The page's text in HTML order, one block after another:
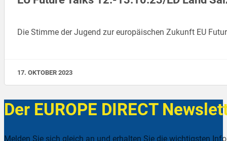
Die Stimme der Jugend zur europäischen Zukunft EU
17. OKTOBER 2023
Der EUROPE DIRECT
Melden Sie sich gleich an und erhalten Sie die wichtigsten